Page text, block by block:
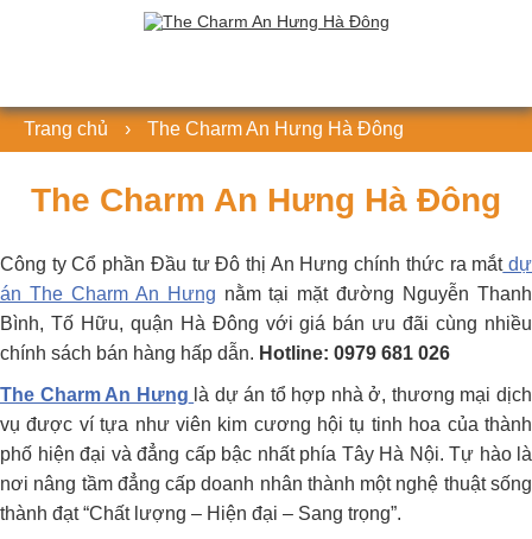
Trang chủ › The Charm An Hưng Hà Đông
The Charm An Hưng Hà Đông
Công ty Cổ phần Đầu tư Đô thị An Hưng chính thức ra mắtdự
án The Charm An Hưng nằm tại mặt đường Nguyễn Thanh
Bình, Tố Hữu, quận Hà Đông với giá bán ưu đãi cùng nhiều
chính sách bán hàng hấp dẫn. Hotline: 0979 681 026
The Charm An Hưng là dự án tổ hợp nhà ở, thương mại dịch
vụ được ví tựa như viên kim cương hội tụ tinh hoa của thành
phố hiện đại và đẳng cấp bậc nhất phía Tây Hà Nội. Tự hào là
nơi nâng tầm đẳng cấp doanh nhân thành một nghệ thuật sống
thành đạt “Chất lượng – Hiện đại – Sang trọng”.